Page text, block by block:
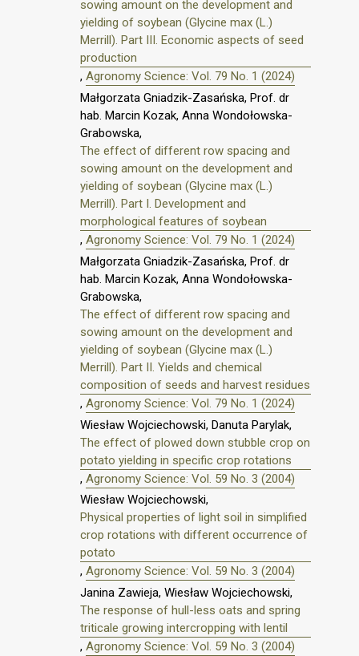
sowing amount on the development and
yielding of soybean (Glycine max (L.)
Merrill). Part III. Economic aspects of seed
production
, Agronomy Science: Vol. 79 No. 1 (2024)
Małgorzata Gniadzik-Zasańska, Prof. dr
hab. Marcin Kozak, Anna Wondołowska-
Grabowska,
The effect of different row spacing and
sowing amount on the development and
yielding of soybean (Glycine max (L.)
Merrill). Part I. Development and
morphological features of soybean
, Agronomy Science: Vol. 79 No. 1 (2024)
Małgorzata Gniadzik-Zasańska, Prof. dr
hab. Marcin Kozak, Anna Wondołowska-
Grabowska,
The effect of different row spacing and
sowing amount on the development and
yielding of soybean (Glycine max (L.)
Merrill). Part II. Yields and chemical
composition of seeds and harvest residues
, Agronomy Science: Vol. 79 No. 1 (2024)
Wiesław Wojciechowski, Danuta Parylak,
The effect of plowed down stubble crop on
potato yielding in specific crop rotations
, Agronomy Science: Vol. 59 No. 3 (2004)
Wiesław Wojciechowski,
Physical properties of light soil in simplified
crop rotations with different occurrence of
potato
, Agronomy Science: Vol. 59 No. 3 (2004)
Janina Zawieja, Wiesław Wojciechowski,
The response of hull-less oats and spring
triticale growing intercropping with lentil
, Agronomy Science: Vol. 59 No. 3 (2004)